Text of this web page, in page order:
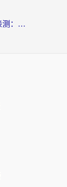
怎么在国外玩万乘之国？海外党亲测：突破限制的3个实用技巧